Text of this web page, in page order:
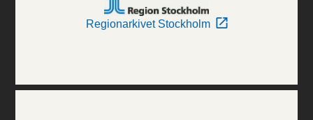
Regionarkivet Stockholm